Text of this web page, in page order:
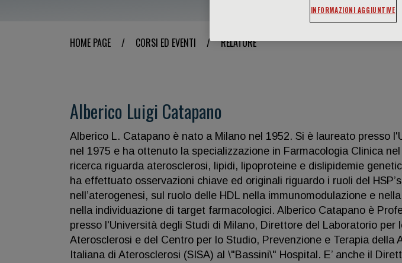
HOME PAGE / CORSI ED EVENTI / RELATORE
Alberico Luigi Catapano
Alberico L. Catapano è nato a Milano nel 1952. Si è laureato presso
nel 1975 e ha ottenuto la specializzazione in Farmacologia Clinica
ricerca riguarda aterosclerosi, lipidi, lipoproteine e dislipidemie
ha effettuato osservazioni chiave ed originali riguardo i ruoli del
nell’aterogenesi, sul ruolo delle HDL nella immunomodulazione e
nella individuazione di target farmacologici. Alberico Catapano è
presso l'Università degli Studi di Milano, Direttore del Laboratorio per
Aterosclerosi e del Centro per lo Studio, Prevenzione e Terapia della
Italiana di Aterosclerosi (SISA) al \"Bassini\" Hospital. E’ anche il
INFORMAZIONI AGGIUNTIVE